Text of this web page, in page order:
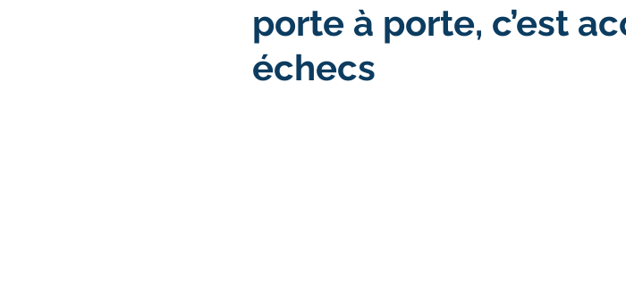
porte à porte, c’est
échecs